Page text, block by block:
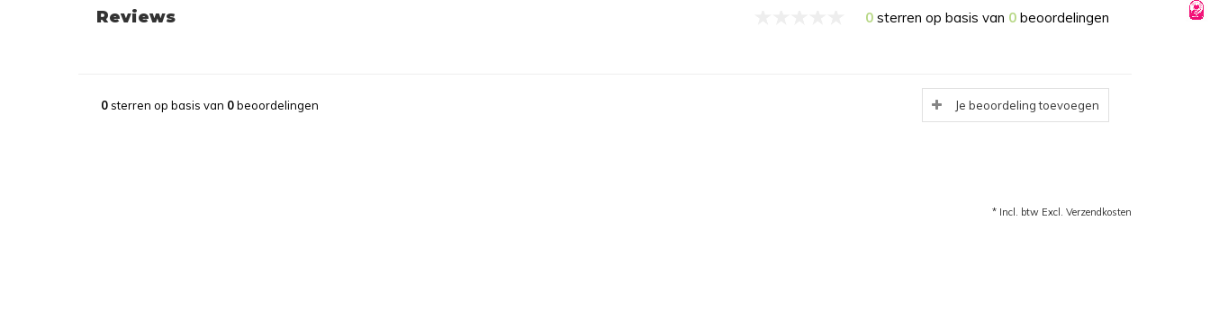
Reviews 0 sterren op basis van 0 beoordelingen
0sterren op basis van 0beoordelingen Je beoordeling toevoegen
* Incl. btw Excl. Verzendkosten